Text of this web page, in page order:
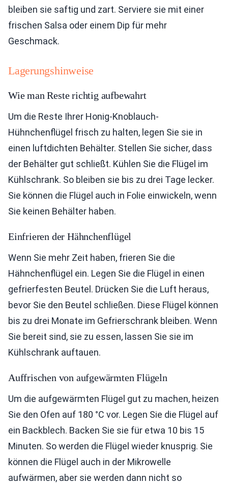
bleiben sie saftig und zart. Serviere sie mit einer
frischen Salsa oder einem Dip für mehr
Geschmack.
Lagerungshinweise
Wie man Reste richtig aufbewahrt
Um die Reste Ihrer Honig-Knoblauch-
Hühnchenflügel frisch zu halten, legen Sie sie in
einen luftdichten Behälter. Stellen Sie sicher, dass
der Behälter gut schließt. Kühlen Sie die Flügel im
Kühlschrank. So bleiben sie bis zu drei Tage lecker.
Sie können die Flügel auch in Folie einwickeln, wenn
Sie keinen Behälter haben.
Einfrieren der Hähnchenflügel
Wenn Sie mehr Zeit haben, frieren Sie die
Hähnchenflügel ein. Legen Sie die Flügel in einen
gefrierfesten Beutel. Drücken Sie die Luft heraus,
bevor Sie den Beutel schließen. Diese Flügel können
bis zu drei Monate im Gefrierschrank bleiben. Wenn
Sie bereit sind, sie zu essen, lassen Sie sie im
Kühlschrank auftauen.
Auffrischen von aufgewärmten Flügeln
Um die aufgewärmten Flügel gut zu machen, heizen
Sie den Ofen auf 180 °C vor. Legen Sie die Flügel auf
ein Backblech. Backen Sie sie für etwa 10 bis 15
Minuten. So werden die Flügel wieder knusprig. Sie
können die Flügel auch in der Mikrowelle
aufwärmen, aber sie werden dann nicht so